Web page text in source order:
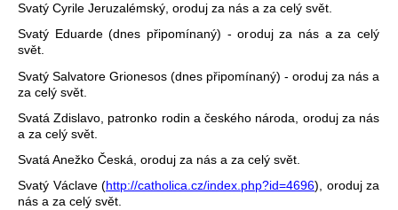
Svatý Cyrile Jeruzalémský, oroduj za nás a za celý svět.
Svatý Eduarde (dnes připomínaný) - oroduj za nás a za celý
svět.
Svatý Salvatore Grionesos (dnes připomínaný) - oroduj za nás a
za celý svět.
Svatá Zdislavo, patronko rodin a českého národa, oroduj za nás
a za celý svět.
Svatá Anežko Česká, oroduj za nás a za celý svět.
Svatý Václave (http://catholica.cz/index.php?id=4696), oroduj za
nás a za celý svět.